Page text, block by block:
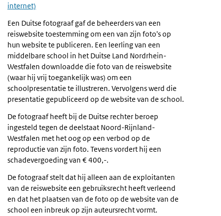
internet)
Een Duitse fotograaf gaf de beheerders van een
reiswebsite toestemming om een van zijn foto's op
hun website te publiceren. Een leerling van een
middelbare school in het Duitse Land Nordrhein-
Westfalen downloadde die foto van de reiswebsite
(waar hij vrij toegankelijk was) om een
schoolpresentatie te illustreren. Vervolgens werd die
presentatie gepubliceerd op de website van de school.
De fotograaf heeft bij de Duitse rechter beroep
ingesteld tegen de deelstaat Noord-Rijnland-
Westfalen met het oog op een verbod op de
reproductie van zijn foto. Tevens vordert hij een
schadevergoeding van € 400,-.
De fotograaf stelt dat hij alleen aan de exploitanten
van de reiswebsite een gebruiksrecht heeft verleend
en dat het plaatsen van de foto op de website van de
school een inbreuk op zijn auteursrecht vormt.